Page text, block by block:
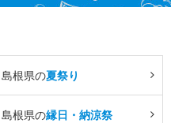
島根県の夏祭り
島根県の縁日・納涼祭